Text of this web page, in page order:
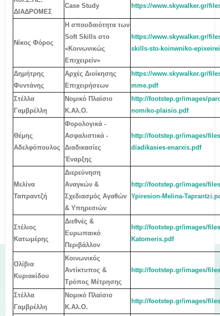
ΔΙΑΔΡΟΜΕΣ
Case Study https://www.skywalker.gr/
Νίκος Φόρος
Η σπουδαιότητα των
Soft Skills στο
«Κοινωνικώς
Επιχειρείν»
https://www.skywalker.gr/
skills-sto-koinwniko-
Δημήτρης
Φυντάνης
Αρχές Διοίκησης
Επιχειρήσεων
https://www.skywalker.gr/
mme.pdf
Στέλλα
Γαμβρέλλη
Νομικό Πλαίσιο
Κ.Αλ.Ο.
http://footstep.gr/images/
nomiko-plaisio.pdf
Θέμης
Αδελφόπουλος
Φορολογικά -
Ασφαλιστικά -
Διαδικασίες
Έναρξης
http://footstep.gr/images/
diadikasies-enarxis.pdf
Μελίνα
Ταπραντζή
Διερεύνηση
Αναγκών &
Σχεδιασμός Αγαθών
& Υπηρεσιών
http://footstep.gr/images/
Ypiresion-Melina-
Στέλιος
Κατωμέρης
Διεθνές &
Ευρωπαικό
Περιβάλλον
http://footstep.gr/images/
Katomeris.pdf
Ολίβια
Κυριακίδου
Κοινωνικός
Αντίκτυπος &
Τρόπος Μέτρησης
http://footstep.gr/images/
Στέλλα
Γαμβρέλλη
Νομικό Πλαίσιο
Κ.Αλ.Ο.
http://footstep.gr/images/